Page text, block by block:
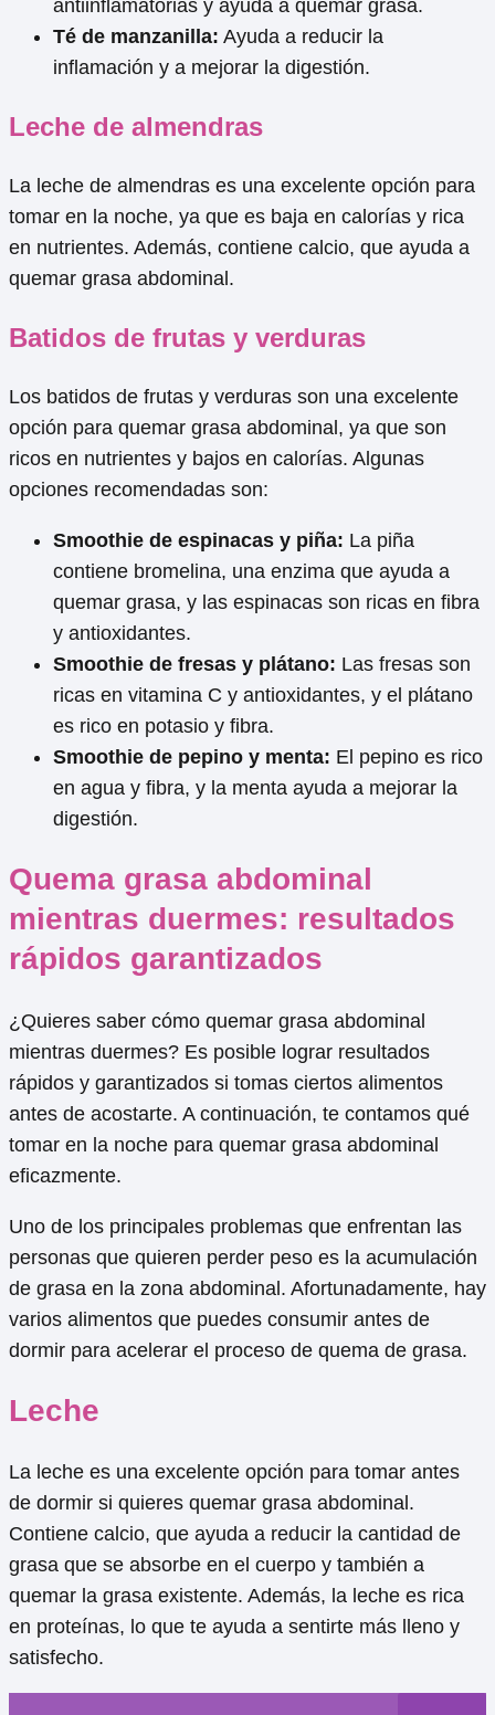
antiinflamatorias y ayuda a quemar grasa.
Té de manzanilla: Ayuda a reducir la
inflamación y a mejorar la digestión.
Leche de almendras
La leche de almendras es una excelente opción para
tomar en la noche, ya que es baja en calorías y rica
en nutrientes. Además, contiene calcio, que ayuda a
quemar grasa abdominal.
Batidos de frutas y verduras
Los batidos de frutas y verduras son una excelente
opción para quemar grasa abdominal, ya que son
ricos en nutrientes y bajos en calorías. Algunas
opciones recomendadas son:
Smoothie de espinacas y piña: La piña
contiene bromelina, una enzima que ayuda a
quemar grasa, y las espinacas son ricas en fibra
y antioxidantes.
Smoothie de fresas y plátano: Las fresas son
ricas en vitamina C y antioxidantes, y el plátano
es rico en potasio y fibra.
Smoothie de pepino y menta: El pepino es rico
en agua y fibra, y la menta ayuda a mejorar la
digestión.
Quema grasa abdominal
mientras duermes: resultados
rápidos garantizados
¿Quieres saber cómo quemar grasa abdominal
mientras duermes? Es posible lograr resultados
rápidos y garantizados si tomas ciertos alimentos
antes de acostarte. A continuación, te contamos qué
tomar en la noche para quemar grasa abdominal
eficazmente.
Uno de los principales problemas que enfrentan las
personas que quieren perder peso es la acumulación
de grasa en la zona abdominal. Afortunadamente, hay
varios alimentos que puedes consumir antes de
dormir para acelerar el proceso de quema de grasa.
Leche
La leche es una excelente opción para tomar antes
de dormir si quieres quemar grasa abdominal.
Contiene calcio, que ayuda a reducir la cantidad de
grasa que se absorbe en el cuerpo y también a
quemar la grasa existente. Además, la leche es rica
en proteínas, lo que te ayuda a sentirte más lleno y
satisfecho.